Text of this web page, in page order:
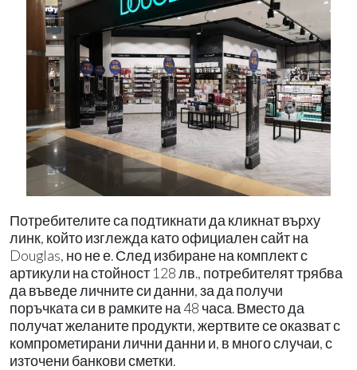
Потребителите са подтикнати да кликнат върху
линк, който изглежда като официален сайт на
Douglas, но не е. След избиране на комплект с
артикули на стойност 128 лв., потребителят трябва
да въведе личните си данни, за да получи
поръчката си в рамките на 48 часа. Вместо да
получат желаните продукти, жертвите се оказват с
компрометирани лични данни и, в много случаи, с
източени банкови сметки.